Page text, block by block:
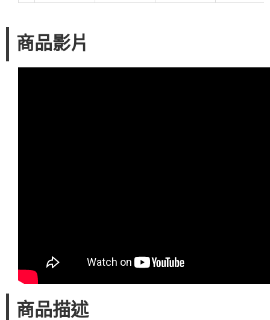
商品影片
商品描述